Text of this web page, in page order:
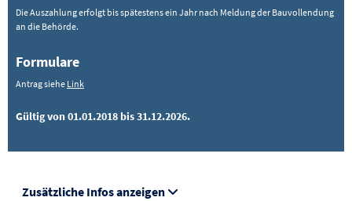
Die Auszahlung erfolgt bis spätestens ein Jahr nach Meldung der Bauvollendung
an die Behörde.
Formulare
Antrag siehe Link
Gültig von 01.01.2018 bis 31.12.2026.
Zusätzliche Infos anzeigen